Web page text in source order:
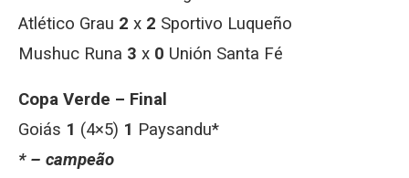
Atlético Grau 2 x 2 Sportivo Luqueño
Mushuc Runa 3 x 0 Unión Santa Fé
Copa Verde – Final
Goiás 1 (4×5) 1 Paysandu*
* – campeão